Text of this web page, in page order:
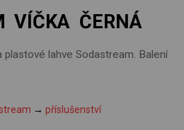
VÍČKA ČERNÁ
plastové lahve Sodastream. Balení
→příslušenství